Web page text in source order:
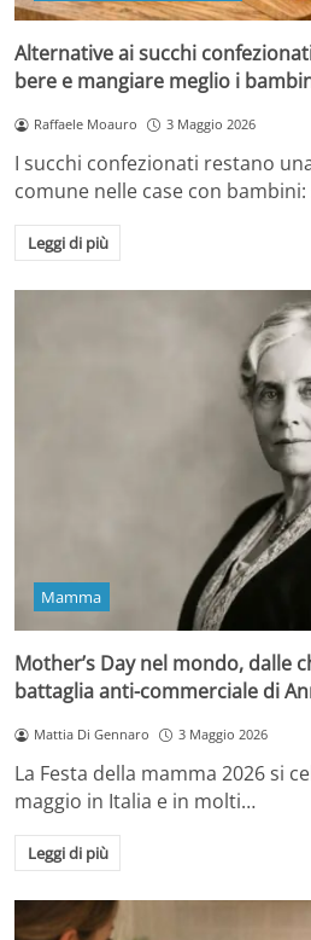
Alternative ai succhi
bere e mangiare meglio i
Raffaele Moauro 3 Maggio 2026
I succhi confezionati restano
comune nelle case con
Leggi di più
Mamma
Mother’s Day nel mondo, dalle
battaglia anti-commerciale di
Mattia Di Gennaro 3 Maggio 2026
La Festa della mamma 2026 si
maggio in Italia e in molti…
Leggi di più